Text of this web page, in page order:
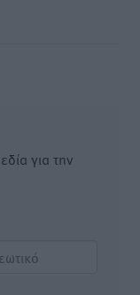
για την